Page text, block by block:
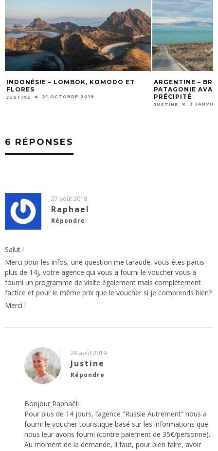
ET
ARGENTINE – BREF APERÇU DE LA
PATAGONIE AVANT NOTRE RETOUR
PRÉCIPITÉ
6 RÉPONSES
27 août 2019
Raphael
Répondre
Salut !
Merci pour les infos, une question me taraude, vous êtes partis
plus de 14j, votre agence qui vous a fourni le voucher vous a
fourni un programme de visite également mais complètement
factice et pour le même prix que le voucher si je comprends bien?
Merci !
28 août 2019
Justine
Répondre
Bonjour Raphaël!
Pour plus de 14 jours, l’agence “Russie Autrement” nous a
fourni le voucher touristique basé sur les informations que
nous leur avons fourni (contre paiement de 35€/personne).
Au moment de la demande, il faut, pour bien faire, avoir